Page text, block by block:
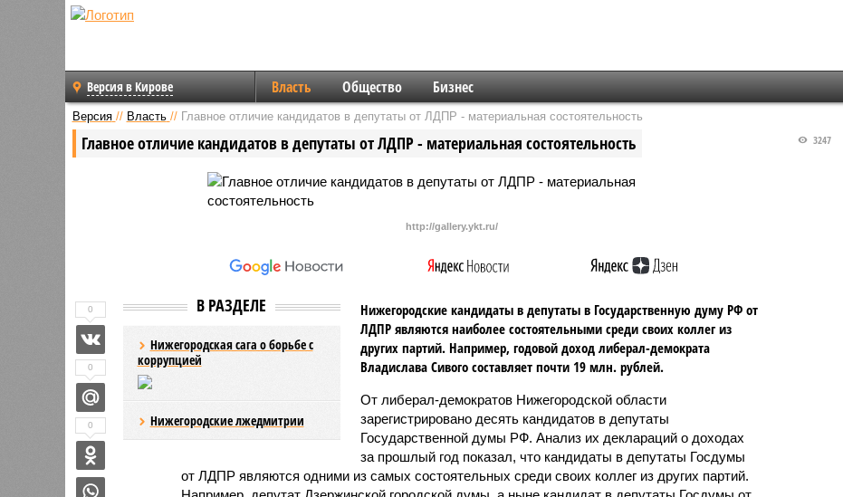
Версия в Кирове Власть Общество Бизнес
Версия // Власть // Главное отличие кандидатов в депутаты от ЛДПР - материальная состоятельность
Главное отличие кандидатов в депутаты от ЛДПР - материальная состоятельность 3247
http://gallery.ykt.ru/
В РАЗДЕЛЕ
Нижегородская сага о борьбе с
коррупцией
Нижегородские лжедмитрии
Нижегородские кандидаты в депутаты в Государственную думу РФ от
ЛДПР являются наиболее состоятельными среди своих коллег из
других партий. Например, годовой доход либерал-демократа
Владислава Сивого составляет почти 19 млн. рублей.
От либерал-демократов Нижегородской области
зарегистрировано десять кандидатов в депутаты
Государственной думы РФ. Анализ их деклараций о доходах
за прошлый год показал, что кандидаты в депутаты Госдумы
от ЛДПР являются одними из самых состоятельных среди своих коллег из других партий.
0
0
0